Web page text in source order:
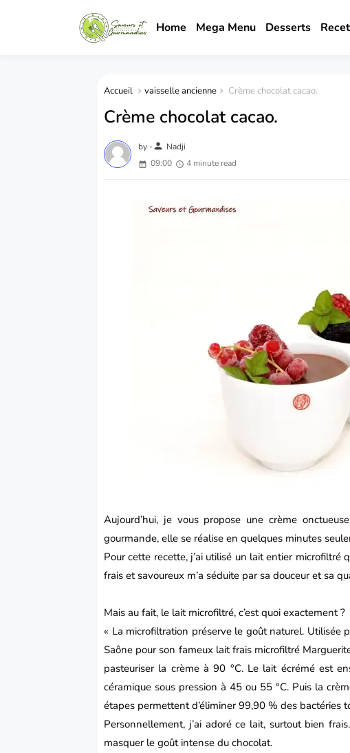
Home Mega Menu Desserts
Accueil vaisselle ancienne Crème chocolat cacao.
Crème chocolat cacao.
by -person Nadji
09:00
4 minute read
Aujourd’hui, je vous propose une crème
gourmande, elle se réalise en quelques minutes
Pour cette recette, j’ai utilisé un lait entier microfiltré
frais et savoureux m’a séduite par sa douceur et sa
Mais au fait, le lait microfiltré, c’est quoi exactement ?
« La microfiltration préserve le goût naturel. Utilisée
Saône pour son fameux lait frais microfiltré
pasteuriser la crème à 90 °C. Le lait écrémé est
céramique sous pression à 45 ou 55 °C. Puis la
étapes permettent d’éliminer 99,90 % des bactéries
Personnellement, j’ai adoré ce lait, surtout bien
masquer le goût intense du chocolat.